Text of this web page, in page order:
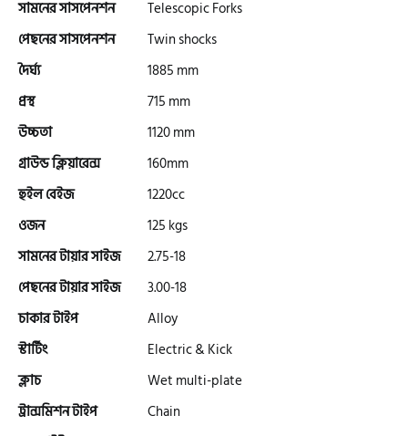
রয়েল এনফিল্ড (Royal Enfield)
অ্যাটলাস জংশেন
পিএইচপি (PHP)
জিপিএক্স (GPX)
সামনের সাসপেনশন
Telescopic Forks
পেছনের সাসপেনশন
Twin shocks
দৈর্ঘ্য
1885 mm
প্রস্থ
715 mm
উচ্চতা
1120 mm
গ্রাউন্ড ক্লিয়ারেন্স
160mm
হুইল বেইজ
1220cc
ওজন
125 kgs
সামনের টায়ার সাইজ
2.75-18
পেছনের টায়ার সাইজ
3.00-18
চাকার টাইপ
Alloy
স্টার্টিং
Electric & Kick
ক্লাচ
Wet multi-plate
ট্রান্সমিশন টাইপ
Chain